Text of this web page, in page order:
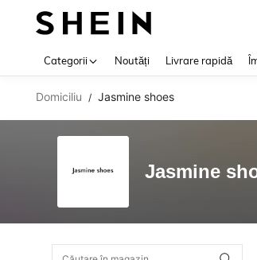
Categorii Noutăți Livrare rapidă
Domiciliu / Jasmine shoes
Jasmine